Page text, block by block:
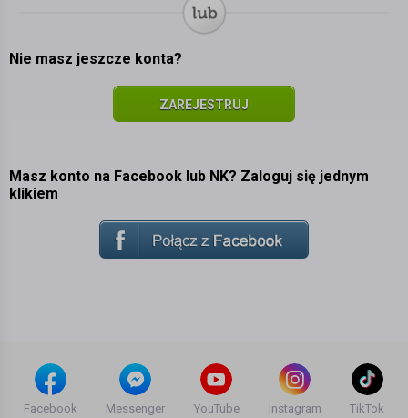
Nie masz jeszcze konta?
ZAREJESTRUJ
Masz konto na Facebook lub NK? Zaloguj się jednym
klikiem
Facebook Messenger YouTube Instagram TikTok